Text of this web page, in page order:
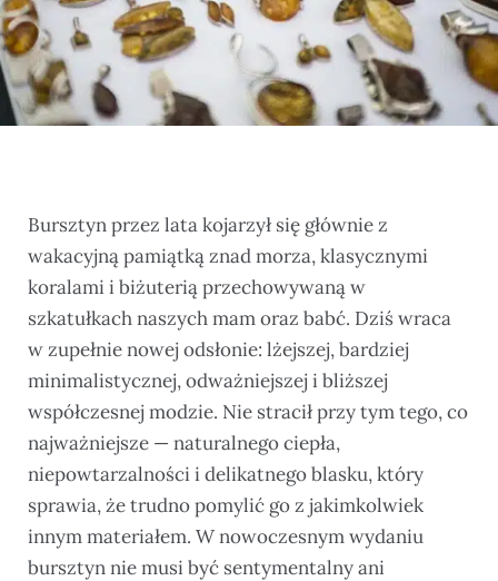
Bursztyn przez lata kojarzył się głównie z
wakacyjną pamiątką znad morza, klasycznymi
koralami i biżuterią przechowywaną w
szkatułkach naszych mam oraz babć. Dziś wraca
w zupełnie nowej odsłonie: lżejszej, bardziej
minimalistycznej, odważniejszej i bliższej
współczesnej modzie. Nie stracił przy tym tego, co
najważniejsze — naturalnego ciepła,
niepowtarzalności i delikatnego blasku, który
sprawia, że trudno pomylić go z jakimkolwiek
innym materiałem. W nowoczesnym wydaniu
bursztyn nie musi być sentymentalny ani